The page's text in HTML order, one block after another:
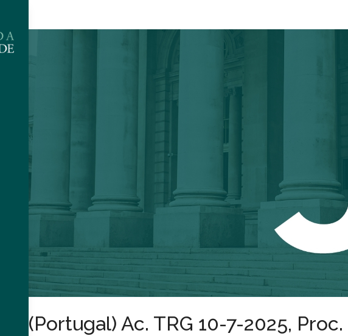
(Portugal) Ac. TRG 10-7-2025,